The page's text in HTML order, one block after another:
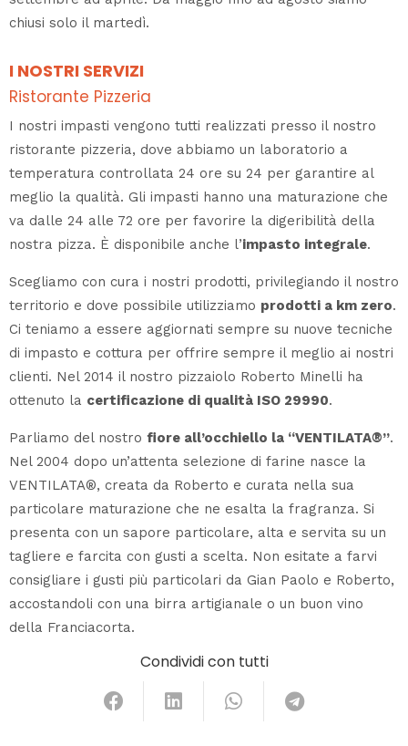
chiusi solo il martedì.
I NOSTRI SERVIZI
Ristorante Pizzeria
I nostri impasti vengono tutti realizzati presso il nostro
ristorante pizzeria, dove abbiamo un laboratorio a
temperatura controllata 24 ore su 24 per garantire al
meglio la qualità. Gli impasti hanno una maturazione che
va dalle 24 alle 72 ore per favorire la digeribilità della
nostra pizza. È disponibile anche l’impasto integrale.
Scegliamo con cura i nostri prodotti, privilegiando il nostro
territorio e dove possibile utilizziamo prodotti a km zero.
Ci teniamo a essere aggiornati sempre su nuove tecniche
di impasto e cottura per offrire sempre il meglio ai nostri
clienti. Nel 2014 il nostro pizzaiolo Roberto Minelli ha
ottenuto la certificazione di qualità ISO 29990.
Parliamo del nostro fiore all’occhiello la “VENTILATA®”.
Nel 2004 dopo un’attenta selezione di farine nasce la
VENTILATA®, creata da Roberto e curata nella sua
particolare maturazione che ne esalta la fragranza. Si
presenta con un sapore particolare, alta e servita su un
tagliere e farcita con gusti a scelta. Non esitate a farvi
consigliare i gusti più particolari da Gian Paolo e Roberto,
accostandoli con una birra artigianale o un buon vino
della Franciacorta.
Condividi con tutti